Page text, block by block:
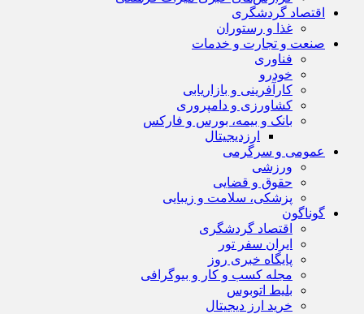
اقتصاد گردشگری
غذا و رستوران
صنعت و تجارت و خدمات
فناوری
خودرو
کارآفرینی و بازاریابی
کشاورزی و دامپروری
بانک و بیمه، بورس و فارکس
ارزدیجیتال
عمومی و سرگرمی
ورزشی
حقوق و قضایی
پزشکی، سلامت و زیبایی
گوناگون
اقتصاد گردشگری
ایران سفر تور
پایگاه خبری روز
مجله کسب و کار و بیوگرافی
بلیط اتوبوس
خرید ارز دیجیتال